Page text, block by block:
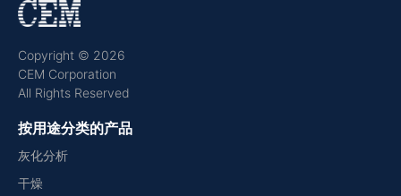
Copyright © 2026
CEM Corporation
All Rights Reserved
按用途分类的产品
灰化分析
干燥